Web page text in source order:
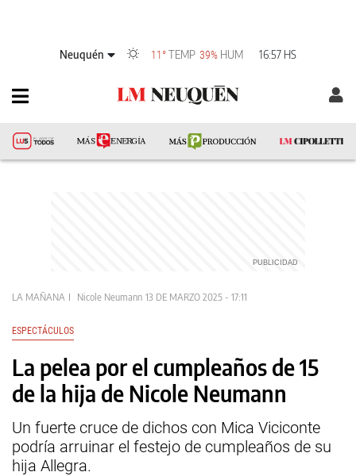
Neuquén 11°TEMP 39% HUM 16:57 HS
LA MAÑANA Nicole Neumann 13 DE MARZO 2025 - 17:11
ESPECTÁCULOS
La pelea por el cumpleaños de 15
de la hija de Nicole Neumann
Un fuerte cruce de dichos con Mica Viciconte
podría arruinar el festejo de cumpleaños de su
hija Allegra.